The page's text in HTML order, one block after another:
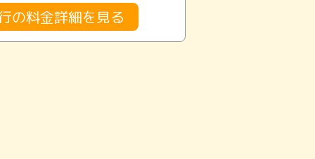
の料金詳細を見る